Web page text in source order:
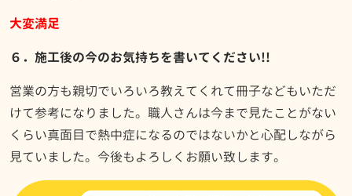
大変満足
６．施工後の今のお気持ちを書いてください!!
営業の方も親切でいろいろ教えてくれて冊子などもいただ
けて参考になりました。職人さんは今まで見たことがない
くらい真面目で熱中症になるのではないかと心配しながら
見ていました。今後もよろしくお願い致します。